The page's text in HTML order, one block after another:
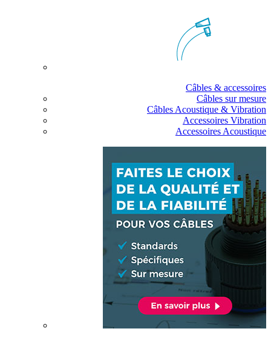
Câbles & accessoires
Câbles sur mesure
Câbles Acoustique & Vibration
Accessoires Vibration
Accessoires Acoustique